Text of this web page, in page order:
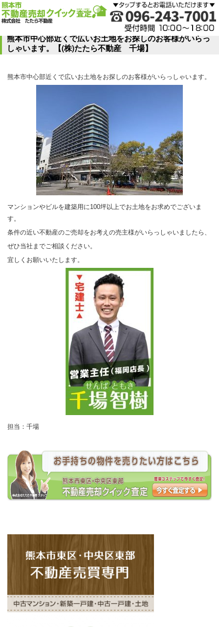
熊本市中心部近くで広いお土地をお探しのお客様がいらっ
しゃいます。【(株)たたら不動産 千場】
熊本市中心部近くで広いお土地をお探しのお客様がいらっしゃいます。
マンションやビルを建築用に100坪以上でお土地をお求めでございま
す。
条件の近い不動産のご売却をお考えの売主様がいらっしゃいましたら、
ぜひ当社までご相談ください。
宜しくお願いいたします。
担当：千場